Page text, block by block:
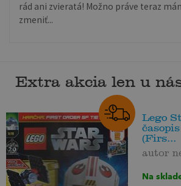
rád ani zvieratá! Možno práve teraz
zmeniť...
Extra akcia len u
Lego
(Firs...
autor
Na